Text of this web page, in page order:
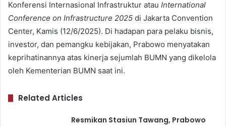
Konferensi Internasional Infrastruktur atau International
Conference on Infrastructure 2025 di Jakarta Convention
Center, Kamis (12/6/2025). Di hadapan para pelaku bisnis,
investor, dan pemangku kebijakan, Prabowo menyatakan
keprihatinannya atas kinerja sejumlah BUMN yang dikelola
oleh Kementerian BUMN saat ini.
Related Articles
Resmikan Stasiun Tawang, Prabowo